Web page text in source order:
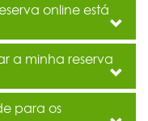
online está
a minha reserva
para os